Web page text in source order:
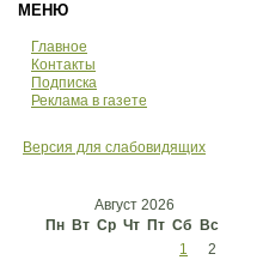
МЕНЮ
Главное
Контакты
Подписка
Реклама в газете
Версия для слабовидящих
Август 2026
Пн Вт Ср Чт Пт Сб Вс
1
2